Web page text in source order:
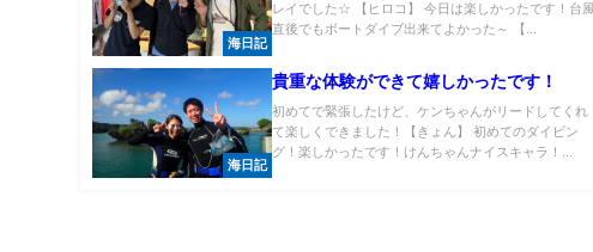
海日記
レイでした☆ 【ヒロコ】 今日は楽しかったです！台風
直後でもボートダイブ出来てよかった～ 【...
海日記
貴重な体験ができて嬉しかったです！
初めてで緊張したけど、ケンちゃんがリードしてくれ
て楽しくできました！【きょん】 初めてのダイビン
グ！楽しかったです！けんちゃんナイスキャラ！...